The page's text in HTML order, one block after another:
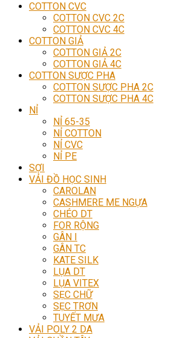
COTTON CVC
COTTON CVC 2C
COTTON CVC 4C
COTTON GIẢ
COTTON GIẢ 2C
COTTON GIẢ 4C
COTTON SƯỢC PHA
COTTON SƯỢC PHA 2C
COTTON SƯỢC PHA 4C
NỈ
NỈ 65-35
NỈ COTTON
NỈ CVC
NỈ PE
SỢI
VẢI ĐỒ HỌC SINH
CAROLAN
CASHMERE ME NGỰA
CHÉO DT
FOR RỘNG
GÂN I
GÂN TC
KATE SILK
LỤA DT
LỤA VITEX
SẸC CHỮ
SẸC TRƠN
TUYẾT MƯA
VẢI POLY 2 DA